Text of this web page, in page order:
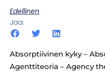
Edellinen
Jaa:
Absorptiivinen kyky –
Agenttiteoria – Agency